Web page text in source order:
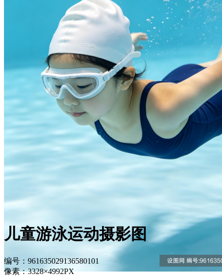
儿童游泳运动摄影图
编号：961635029136580101
像素：3328×4992PX